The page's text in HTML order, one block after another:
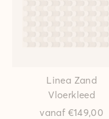
Linea Zand
Vloerkleed
vanaf €149,00